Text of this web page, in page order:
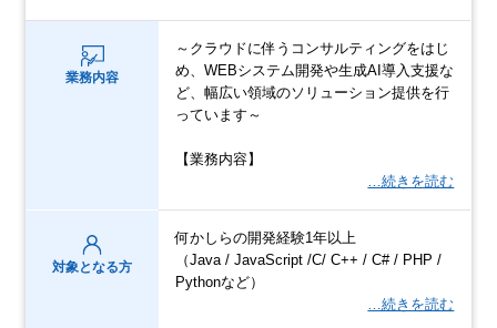
業務内容
～クラウドに伴うコンサルティングをはじ
め、WEBシステム開発や生成AI導入支援な
ど、幅広い領域のソリューション提供を行
っています～
【業務内容】
…続きを読む
対象となる方
何かしらの開発経験1年以上
（Java / JavaScript /C/ C++ / C# / PHP /
Pythonなど）
…続きを読む